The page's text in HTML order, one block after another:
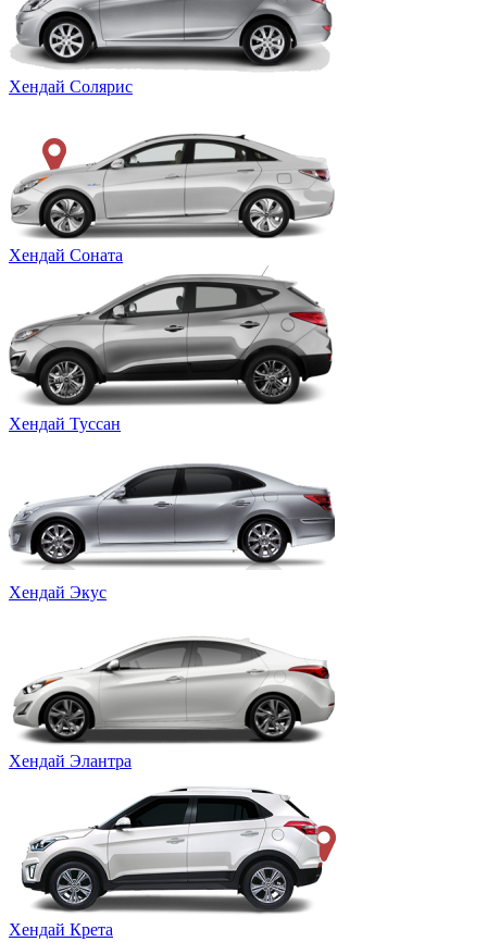
Хендай Солярис
Хендай Соната
Хендай Туссан
Хендай Экус
Хендай Элантра
Хендай Крета